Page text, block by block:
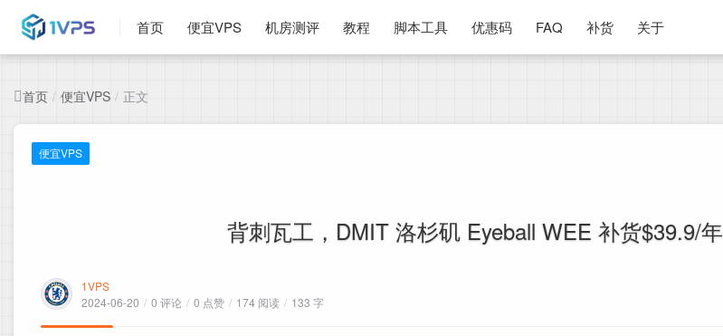
首页 便宜VPS 机房测评 教程 脚本工具 优惠码 FAQ 补货 关于
首页 / 便宜VPS / 正文
便宜VPS
背刺瓦工，DMIT 洛杉矶 Eyeball WEE 补货$39.9/年
1VPS
2024-06-20 / 0 评论 / 0 点赞 / 174 阅读 / 133 字